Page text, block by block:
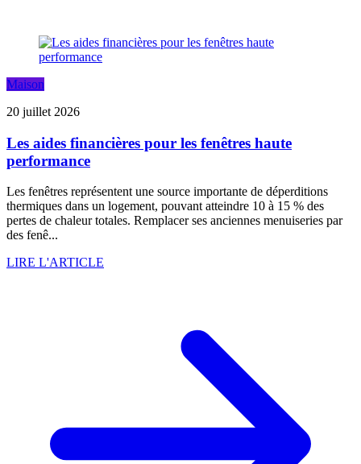
Maison
20 juillet 2026
Les aides financières pour les fenêtres haute
performance
Les fenêtres représentent une source importante de déperditions
thermiques dans un logement, pouvant atteindre 10 à 15 % des
pertes de chaleur totales. Remplacer ses anciennes menuiseries par
des fenê...
LIRE L'ARTICLE